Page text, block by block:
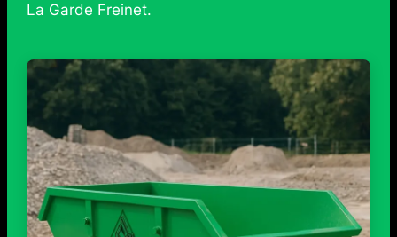
La Garde Freinet.